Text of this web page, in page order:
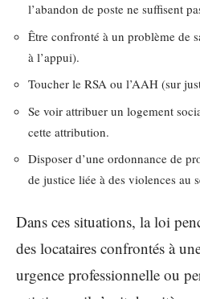
l’abandon de poste ne suffisent
Être confronté à un problème de
à l’appui).
Toucher le RSA ou l’AAH (sur
Se voir attribuer un logement
cette attribution.
Disposer d’une ordonnance de
de justice liée à des violences au
Dans ces situations, la loi
des locataires confrontés à
urgence professionnelle ou